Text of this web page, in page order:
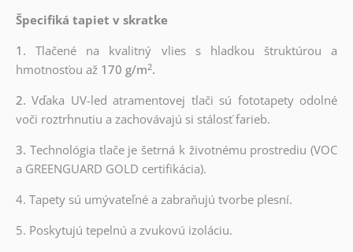
Špecifiká tapiet v skratke
1.Tlačené na kvalitný vlies s hladkou štruktúrou a
hmotnosťou až170 g/m2.
2.Vďaka UV-led atramentovej tlači sú fototapety odolné
voči roztrhnutiu a zachovávajú si stálosť farieb.
3. Technológia tlače je šetrná k životnému prostrediu (VOC
a GREENGUARD GOLD certifikácia).
4. Tapety sú umývateľné a zabraňujú tvorbe plesní.
5. Poskytujú tepelnú a zvukovú izoláciu.